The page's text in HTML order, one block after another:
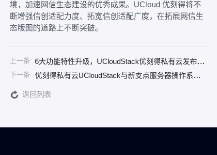
境，加速网信生态建设的优秀成果。UCloud 优刻得将不
断增强信创适配力度、拓宽信创适配广度，在拓展网信生
态版图的道路上不断突破。
上一条 6大功能特性升级，UCloudStack优刻得私有云发布全新版本
下一条 优刻得私有云UCloudStack与新支点服务器操作系统NewStartOS完成信创互认证
返回列表